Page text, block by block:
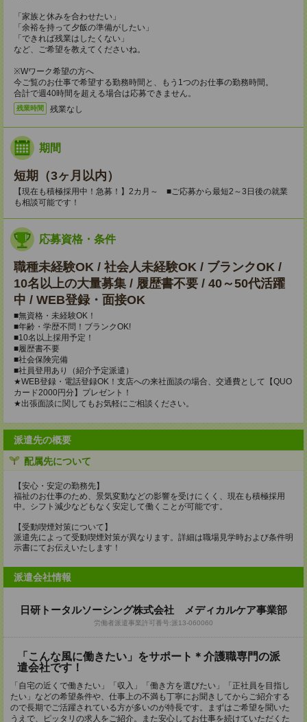
「家族と休みを合わせたい」
「余裕を持って夕飯の準備がしたい」
「できれば残業はしたくない」
など、ご希望を教えてくださいね。
※Wワーク希望の方へ
今ご覧のお仕事で希望する勤務時間と、もう1つのお仕事の勤務時間。
合計で週40時間を超える場合は応募できません。
残業時間 残業なし
期間
短期（3ヶ月以内）
【現在も積極採用中！急募！】2カ月～ ■ご応募から最短2～3日後の就業
も相談可能です！
応募資格・条件
職種未経験OK / 社会人未経験OK / ブランクOK /
10名以上の大量募集 / 履歴書不要 / 40～50代活躍
中 / WEB登録・面接OK
■無資格・未経験OK！
■年齢・学歴不問！ブランクOK!
■10名以上採用予定！
■履歴書不要
■社会保険完備
■社員登用あり（紹介予定派遣）
★WEB登録・電話登録OK！支店への来社面談の場合、交通費として【QUO
カード2000円分】プレゼント！
★出張面談に関してもお気軽にご相談ください。
派遣先の概要
配属先について
【安心・安定の勤務先】
福祉のお仕事のため、景気変動などの影響を受けにくく、現在も積極採用
中。シフト減少などもなく安定して働くことが可能です。
【受動喫煙対策について】
派遣先によって受動喫煙対策が異なります。詳細は職場見学時および条件明
示書にてお伝えいたします！
派遣会社情報
日研トータルソーシング株式会社 メディカルケア事業部
労働者派遣事業許可番号:派13-060060
「こんな風に働きたい」をサポート＊介護職専門の派
遣会社です！
「自宅の近くで働きたい」「収入」「働き方を選びたい」「正社員を目指し
たい」などの希望条件や、仕事上の不満も丁寧にお聞きしてからご紹介する
ので長期でご活躍されている方が多いのが特長です。まずはご希望を聞いた
うえで、ピッタリの求人をご紹介。また安心してお仕事を続けていただくた